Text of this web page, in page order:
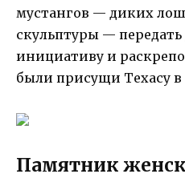
мустангов — диких
скульптуры —
инициативу и
были присущи Техасу в
Памятник